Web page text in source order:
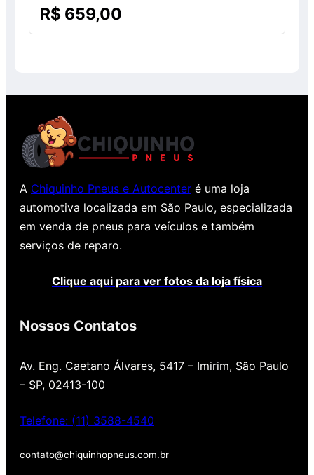
Avaliação
R$ 659,00
A Chiquinho Pneus e Autocenter é uma loja
automotiva localizada em São Paulo, especializada
em venda de pneus para veículos e também
serviços de reparo.
Clique aqui para ver fotos da loja física
Nossos Contatos
Av. Eng. Caetano Álvares, 5417 – Imirim, São Paulo
– SP, 02413-100
Telefone: (11) 3588-4540
contato@chiquinhopneus.com.br